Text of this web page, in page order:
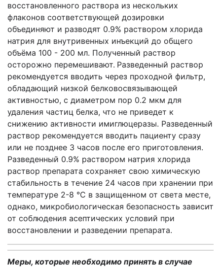
восстановленного раствора из нескольких
флаконов соответствующей дозировки
объединяют и разводят 0.9% раствором хлорида
натрия для внутривенных инъекций до общего
объёма 100 - 200 мл. Полученный раствор
осторожно перемешивают. Разведенный раствор
рекомендуется вводить через проходной фильтр,
обладающий низкой белковосвязывающей
активностью, с диаметром пор 0.2 мкм для
удаления частиц белка, что не приведет к
снижению активности имиглюцеразы. Разведенный
раствор рекомендуется вводить пациенту сразу
или не позднее 3 часов после его приготовления.
Разведенный 0.9% раствором натрия хлорида
раствор препарата сохраняет свою химическую
стабильность в течение 24 часов при хранении при
температуре 2-8 °С в защищенном от света месте,
однако, микробиологическая безопасность зависит
от соблюдения асептических условий при
восстановлении и разведении препарата.
Меры, которые необходимо принять в случае